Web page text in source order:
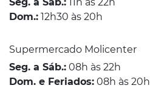
Seg. a Sáb.: 11h às 22h
Dom.: 12h30 às 20h
Supermercado Molicenter
Seg. a Sáb.: 08h às 22h
Dom. e Feriados: 08h às 20h